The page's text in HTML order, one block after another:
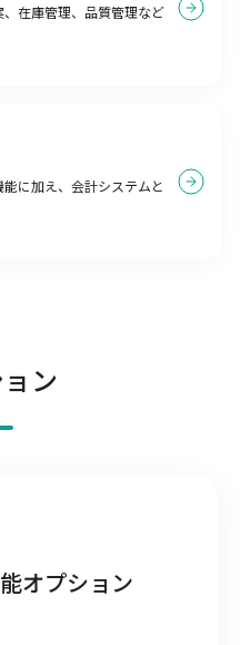
在庫管理、品質管理など
に加え、会計システムと
ン
オプション